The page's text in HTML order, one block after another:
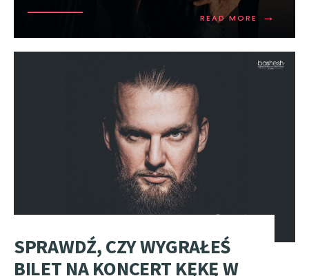
READ MORE →
SPRAWDŹ, CZY WYGRAŁEŚ
BILET NA KONCERT KĘKĘ W